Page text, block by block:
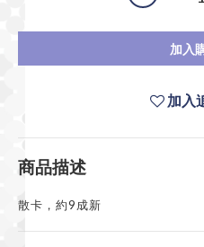
加入
加入
商品描述
散卡，約9成新